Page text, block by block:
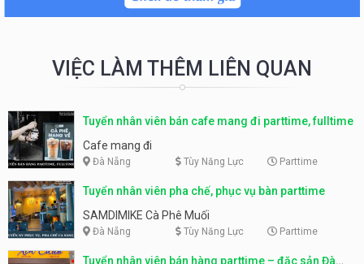
VIỆC LÀM THÊM LIÊN QUAN
Tuyển nhân viên bán cafe mang đi parttime, fulltime
Cafe mang đi
Đà Nẵng Tùy Năng Lực Parttime
Tuyển nhân viên pha chế, phục vụ bàn parttime
SAMDIMIKE Cà Phê Muối
Đà Nẵng Tùy Năng Lực Parttime
Tuyển nhân viên bán hàng parttime – đặc sản Đà